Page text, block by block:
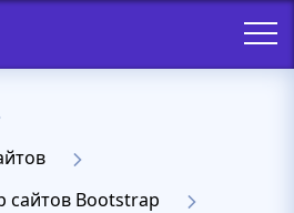
сайтов Bootstrap